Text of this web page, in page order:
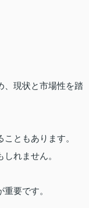
、現状と市場性を踏
ともあります。
れません。
要です。